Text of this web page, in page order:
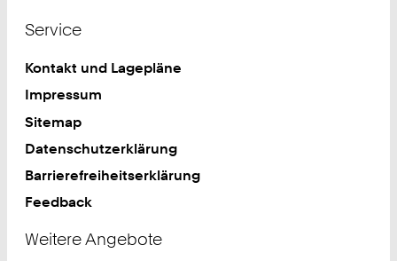
Service
Kontakt und Lagepläne
Impressum
Sitemap
Datenschutzerklärung
Barrierefreiheitserklärung
Feedback
Weitere Angebote